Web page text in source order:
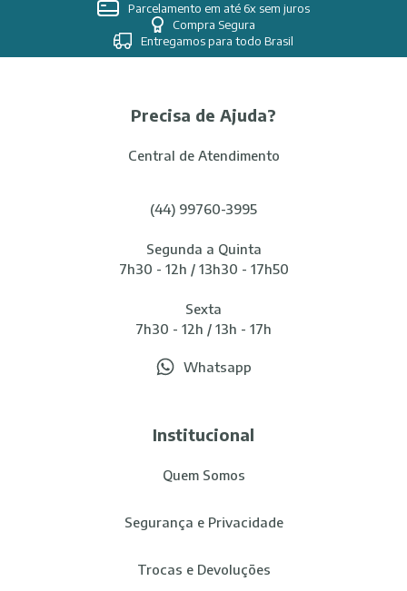
Parcelamento em até 6x sem juros
Compra Segura
Entregamos para todo Brasil
Precisa de Ajuda?
Central de Atendimento
(44) 99760-3995
Segunda a Quinta
7h30 - 12h / 13h30 - 17h50
Sexta
7h30 - 12h / 13h - 17h
Whatsapp
Institucional
Quem Somos
Segurança e Privacidade
Trocas e Devoluções